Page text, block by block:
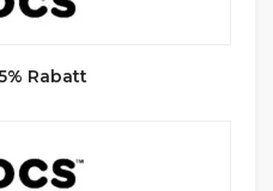
Rabatt